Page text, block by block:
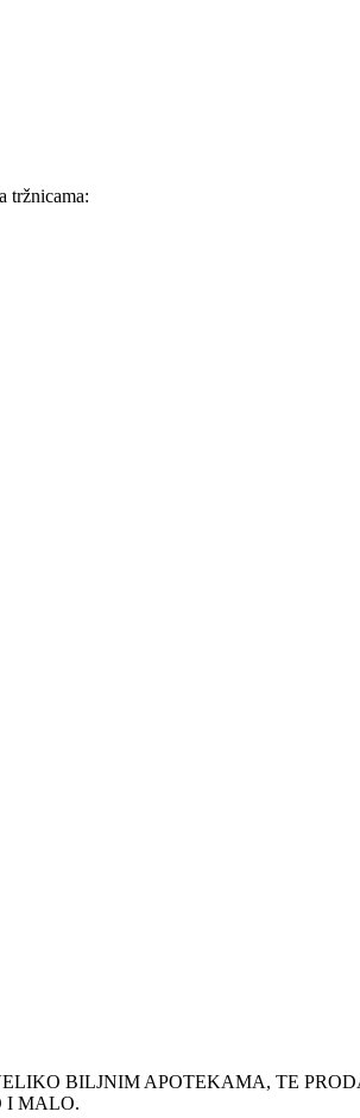
tržnicama:
BILJNIM APOTEKAMA, TE
I MALO.